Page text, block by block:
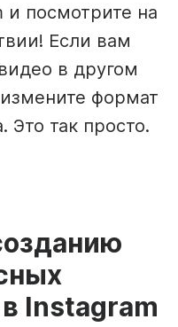
посмотрите на
Если вам
в другом
формат
Это так просто.
Instagram